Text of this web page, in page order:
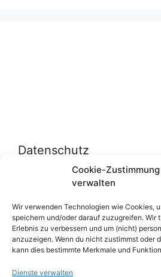
Cookie-Zustimmung
verwalten
Wir verwenden Technologien wie Cookies,
speichern und/oder darauf zuzugreifen. Wir
Erlebnis zu verbessern und um (nicht)
anzuzeigen. Wenn du nicht zustimmst oder
kann dies bestimmte Merkmale und
Dienste verwalten
Datenschutz
Datenschutzerklärung
Cookie-Richtlinie (EU)
Über uns